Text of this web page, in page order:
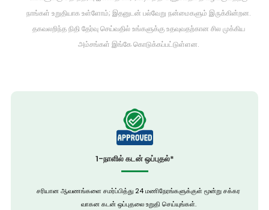
நாங்கள் உறுதியாக உள்ளோம்; இதனுடன் பல்வேறு நன்மைகளும் இருக்கின்றன.
தகவலறிந்த நிதி தேர்வு செய்வதில் உங்களுக்கு உதவுவதற்கான சில முக்கிய
அம்சங்கள் இங்கே கொடுக்கப்பட்டுள்ளன.
1-நாளில் கடன் ஒப்புதல்*
சரியான ஆவணங்களை சமர்ப்பித்து 24 மணிநேரங்களுக்குள் மூன்று சக்கர
வாகன கடன் ஒப்புதலை உறுதி செய்யுங்கள்.